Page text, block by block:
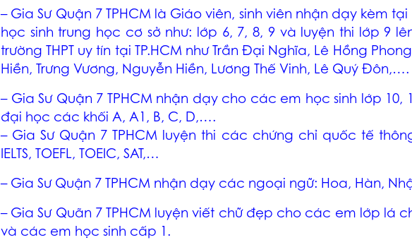
– Gia Sư Quận 7 TPHCM là Giáo viên, sinh viên nhận dạy kèm
học sinh trung học cơ sở như: lớp 6, 7, 8, 9 và luyện thi lớp 9
trường THPT uy tín tại TP.HCM như Trần Đại Nghĩa, Lê Hồng
Hiền, Trưng Vương, Nguyễn Hiền, Lương Thế Vinh, Lê Quý Đôn,….
– Gia Sư Quận 7 TPHCM nhận dạy cho các em học sinh lớp 10,
đại học các khối A, A1, B, C, D,….
– Gia Sư Quận 7 TPHCM luyện thi các chứng chỉ quốc tế
IELTS, TOEFL, TOEIC, SAT,…
– Gia Sư Quận 7 TPHCM nhận dạy các ngoại ngữ: Hoa, Hàn,
– Gia Sư Quãn 7 TPHCM luyện viết chữ đẹp cho các em lớp lá
và các em học sinh cấp 1.